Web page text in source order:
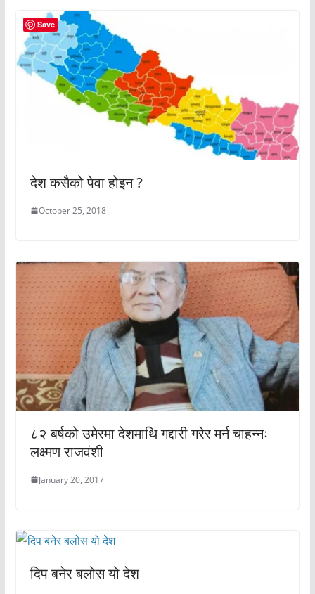
देश कसैको पेवा होइन ?
October 25, 2018
८२ बर्षको उमेरमा देशमाथि गद्दारी गरेर मर्न चाहन्नः
लक्ष्मण राजवंशी
January 20, 2017
दिप बनेर बलोस यो देश
Save